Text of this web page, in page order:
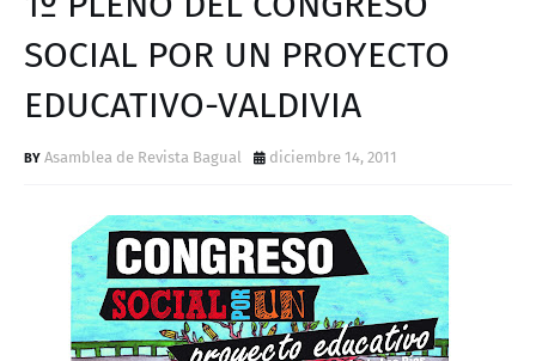
D
SOCIAL POR UN PROYECTO
EDUCATIVO-VALDIVIA
Asamblea de Revista Bagual diciembre 14, 2011